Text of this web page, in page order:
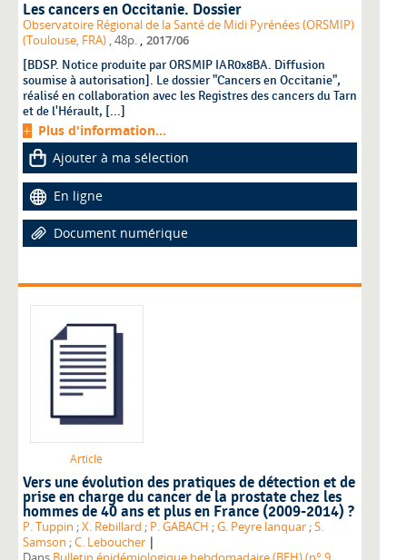
Les cancers en Occitanie. Dossier
Observatoire Régional de la Santé de Midi Pyrénées (ORSMIP)
(Toulouse, FRA) , 48p. , 2017/06
[BDSP. Notice produite par ORSMIP IAR0x8BA. Diffusion
soumise à autorisation]. Le dossier "Cancers en Occitanie",
réalisé en collaboration avec les Registres des cancers du Tarn
et de l'Hérault, [...]
Plus d'information...
Ajouter à ma sélection
En ligne
Document numérique
Article
Vers une évolution des pratiques de détection et de
prise en charge du cancer de la prostate chez les
hommes de 40 ans et plus en France (2009-2014) ?
P. Tuppin ;X. Rebillard ; P. GABACH ;G. Peyre lanquar ;S.
Samson ;C. Leboucher |